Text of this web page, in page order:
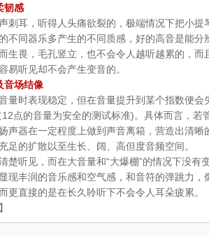
韧感
刺耳，听得人头痛欲裂的，极端情况下把小
不同器乐多产生的不同质感，好的高音是能
生畏，毛孔竖立，也不会令人越听越累的，
易听见却不会产生变音的。
音场结像
量时表现稳定，但在音量提升到某个指数便会
点的音量为安全的测试标准)。具体而言，若
声器在一定程度上做到声音离箱，营造出清
足的扩散以至生长、阔、高但度音频空间。
楚听见，而在大音量和“大爆棚”的情况下没有
现丰润的音乐感和空气感，和音符的弹跳力
更直接的是在长久聆听下不会令人耳朵疲累。